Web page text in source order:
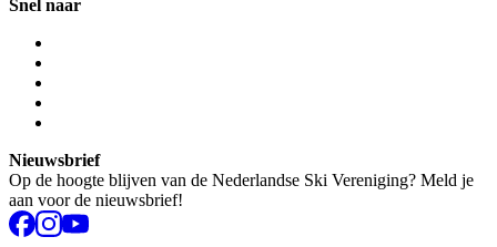
Snel naar
Nieuwsbrief
Op de hoogte blijven van de Nederlandse Ski Vereniging? Meld je
aan voor de nieuwsbrief!